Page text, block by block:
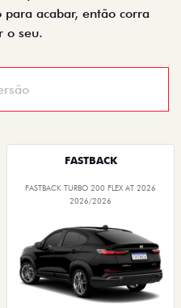
acabar, então corra
o seu.
FASTBACK
FASTBACK TURBO 200 FLEX AT 2026
2026/2026